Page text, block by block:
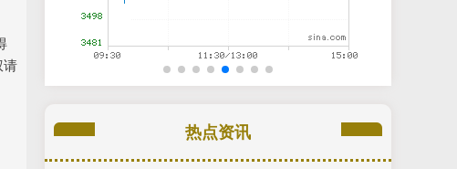
请
热点资讯